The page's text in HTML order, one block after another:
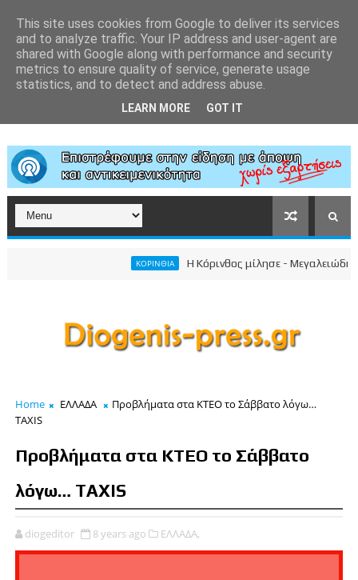
ΚΟΡΙΝΘΙΑ Η Κόρινθος μίλησε - Μεγαλειώδης
Home ΕΛΛΑΔΑ
Προβλήματα στα ΚΤΕΟ το Σάββατο λόγω…
TAXIS
Προβλήματα στα ΚΤΕΟ το Σάββατο
λόγω… TAXIS
diogeditor 8 years ago ΕΛΛΑΔΑ,
This site uses cookies from Google to deliver its services
and to analyze traffic. Your IP address and user-agent are
shared with Google along with performance and security
metrics to ensure quality of service, generate usage
statistics, and to detect and address abuse.
LEARN MORE GOT IT